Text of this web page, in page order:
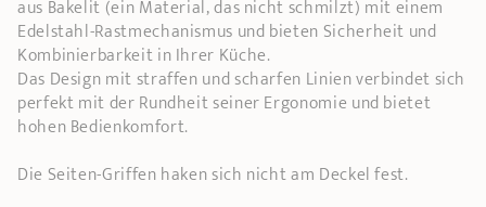
aus Bakelit (ein Material, das nicht schmilzt) mit einem
Edelstahl-Rastmechanismus und bieten Sicherheit und
Kombinierbarkeit in Ihrer Küche.
Das Design mit straffen und scharfen Linien verbindet sich
perfekt mit der Rundheit seiner Ergonomie und bietet
hohen Bedienkomfort.
Die Seiten-Griffen haken sich nicht am Deckel fest.